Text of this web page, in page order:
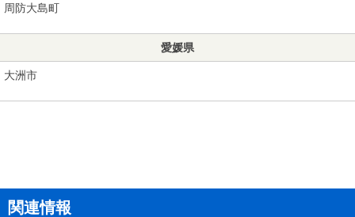
周防大島町
愛媛県
大洲市
関連情報